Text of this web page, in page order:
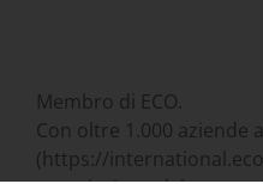
Membro di ECO.
Con oltre 1.000 aziende
(https://